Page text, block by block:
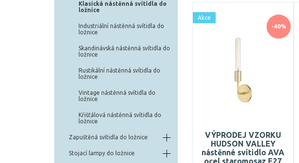
Klasická nástěnná svítidla do
ložnice
Industriální nástěnná svítidla do
ložnice
Skandinávská nástěnná svítidla do
ložnice
Rustikální nástěnná svítidla do
ložnice
Vintage nástěnná svítidla do
ložnice
Křišťálová nástěnná svítidla do
ložnice
Zapuštěná svítidla do ložnice
Stojací lampy do ložnice
-40%
Akce
VÝPRODEJ VZORKU
HUDSON VALLEY
nástěnné svítidlo AVA
ocel staromosaz E27